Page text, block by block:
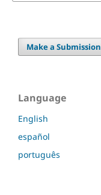
Make a Submission
Language
English
español
português